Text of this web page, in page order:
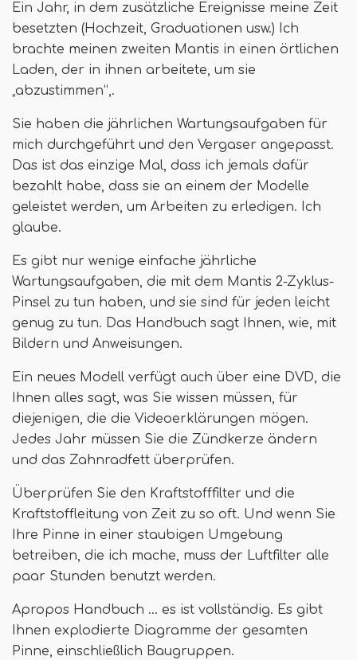
Ein Jahr, in dem zusätzliche Ereignisse meine Zeit
besetzten (Hochzeit, Graduationen usw.) Ich
brachte meinen zweiten Mantis in einen örtlichen
Laden, der in ihnen arbeitete, um sie
„abzustimmen“,.
Sie haben die jährlichen Wartungsaufgaben für
mich durchgeführt und den Vergaser angepasst.
Das ist das einzige Mal, dass ich jemals dafür
bezahlt habe, dass sie an einem der Modelle
geleistet werden, um Arbeiten zu erledigen. Ich
glaube.
Es gibt nur wenige einfache jährliche
Wartungsaufgaben, die mit dem Mantis 2-Zyklus-
Pinsel zu tun haben, und sie sind für jeden leicht
genug zu tun. Das Handbuch sagt Ihnen, wie, mit
Bildern und Anweisungen.
Ein neues Modell verfügt auch über eine DVD, die
Ihnen alles sagt, was Sie wissen müssen, für
diejenigen, die die Videoerklärungen mögen.
Jedes Jahr müssen Sie die Zündkerze ändern
und das Zahnradfett überprüfen.
Überprüfen Sie den Kraftstofffilter und die
Kraftstoffleitung von Zeit zu so oft. Und wenn Sie
Ihre Pinne in einer staubigen Umgebung
betreiben, die ich mache, muss der Luftfilter alle
paar Stunden benutzt werden.
Apropos Handbuch ... es ist vollständig. Es gibt
Ihnen explodierte Diagramme der gesamten
Pinne, einschließlich Baugruppen.